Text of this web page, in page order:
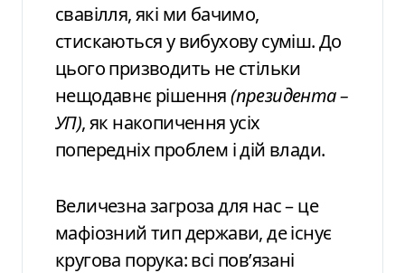
свавілля, які ми бачимо,
стискаються у вибухову суміш. До
цього призводить не стільки
нещодавнє рішення(президента –
УП), як накопичення усіх
попередніх проблем і дій влади.
Величезна загроза для нас – це
мафіозний тип держави, де існує
кругова порука: всі пов’язані